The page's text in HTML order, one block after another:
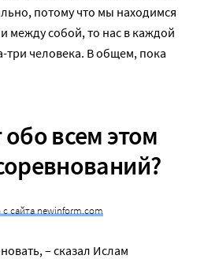
потому что мы находимся
между собой, то нас в каждой
три человека. В общем, пока
всем этом
сайта newinform.com
– сказал Ислам